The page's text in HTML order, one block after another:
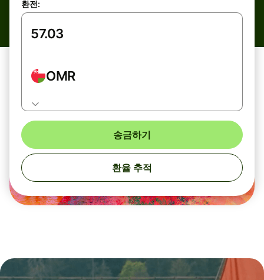
환전:
OMR
송금하기
환율 추적